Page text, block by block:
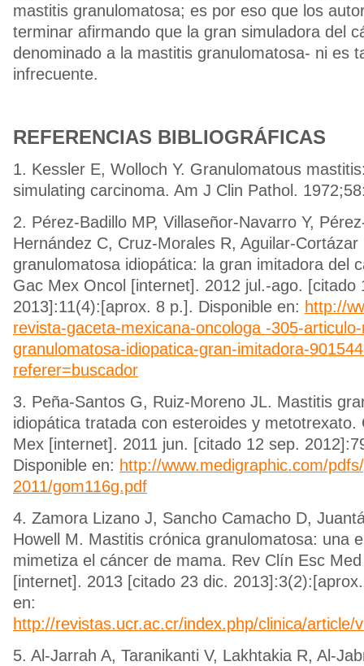
mastitis granulomatosa; es por eso que los
terminar afirmando que la gran simuladora del
denominado a la mastitis granulomatosa- ni es
infrecuente.
REFERENCIAS BIBLIOGRÁFICAS
1. Kessler E, Wolloch Y. Granulomatous
simulating carcinoma. Am J Clin Pathol.
2. Pérez-Badillo MP, Villaseñor-Navarro Y,
Hernández C, Cruz-Morales R, Aguilar-
granulomatosa idiopática: la gran imitadora del
Gac Mex Oncol [internet]. 2012 jul.-ago. [citado
2013]:11(4):[aprox. 8 p.]. Disponible en: http://
revista-gaceta-mexicana-oncologa -305-
granulomatosa-idiopatica-gran-imitadora-
referer=buscador
3. Peña-Santos G, Ruiz-Moreno JL. Mastitis
idiopática tratada con esteroides y metotrexato.
Mex [internet]. 2011 jun. [citado 12 sep.
Disponible en: http://www.medigraphic.com/
2011/gom116g.pdf
4. Zamora Lizano J, Sancho Camacho D,
Howell M. Mastitis crónica granulomatosa: una
mimetiza el cáncer de mama. Rev Clín Esc
[internet]. 2013 [citado 23 dic.
en:
http://revistas.ucr.ac.cr/index.php/clinica/article/
5. Al-Jarrah A, Taranikanti V, Lakhtakia R, Al-